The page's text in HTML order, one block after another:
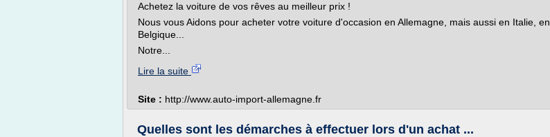
Achetez la voiture de vos rêves au meilleur prix !
Nous vous Aidons pour acheter votre voiture d'occasion en Allemagne, mais aussi en Italie, en
Belgique...
Notre...
Lire la suite
Site : http://www.auto-import-allemagne.fr
Quelles sont les démarches à effectuer lors d'un achat ...